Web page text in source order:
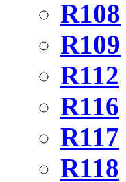
R108
R109
R112
R116
R117
R118